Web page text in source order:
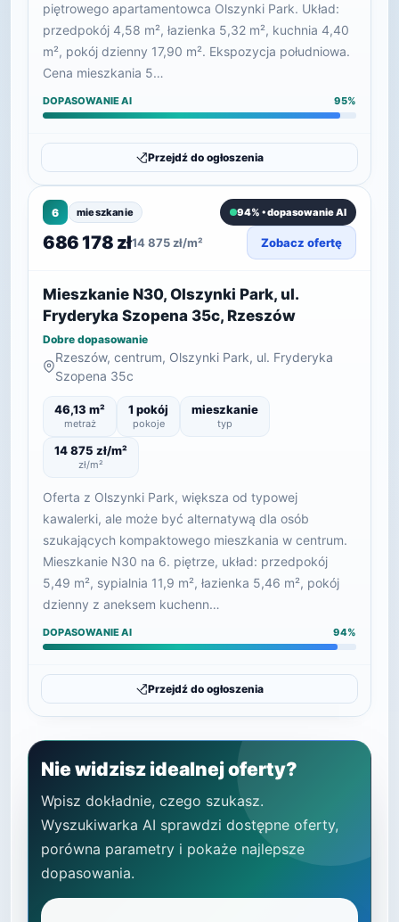
piętrowego apartamentowca Olszynki Park. Układ:
przedpokój 4,58 m², łazienka 5,32 m², kuchnia 4,40
m², pokój dzienny 17,90 m². Ekspozycja południowa.
Cena mieszkania 5…
DOPASOWANIE AI 95%
Przejdź do ogłoszenia
6 mieszkanie 94% • dopasowanie AI
686 178 zł14 875 zł/m² Zobacz ofertę
Mieszkanie N30, Olszynki Park, ul.
Fryderyka Szopena 35c, Rzeszów
Dobre dopasowanie
Rzeszów, centrum, Olszynki Park, ul. Fryderyka
Szopena 35c
46,13 m²
metraż
1 pokój
pokoje
mieszkanie
typ
14 875 zł/m²
zł/m²
Oferta z Olszynki Park, większa od typowej
kawalerki, ale może być alternatywą dla osób
szukających kompaktowego mieszkania w centrum.
Mieszkanie N30 na 6. piętrze, układ: przedpokój
5,49 m², sypialnia 11,9 m², łazienka 5,46 m², pokój
dzienny z aneksem kuchenn…
DOPASOWANIE AI 94%
Przejdź do ogłoszenia
Nie widzisz idealnej oferty?
Wpisz dokładnie, czego szukasz.
Wyszukiwarka AI sprawdzi dostępne oferty,
porówna parametry i pokaże najlepsze
dopasowania.